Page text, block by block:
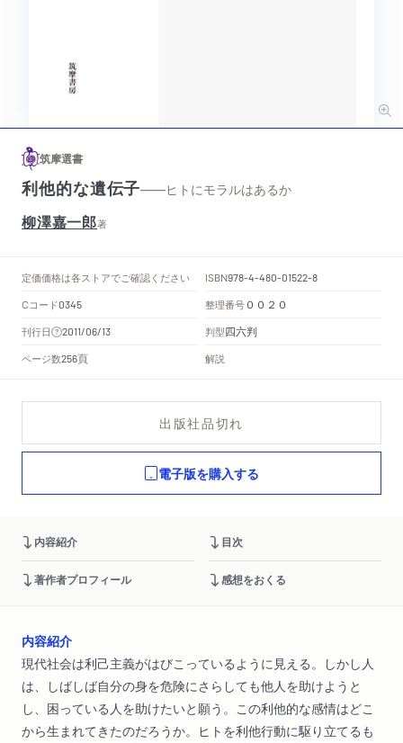
筑摩選書
利他的な遺伝子——ヒトにモラルはあるか
柳澤嘉一郎著
定価価格は各ストアでご確認ください ISBN978-4-480-01522-8
Cコード0345 整理番号 ００２０
刊行日 2011/06/13 判型四六判
ページ数256頁 解説
出版社品切れ
電子版を購入する
内容紹介 目次
著作者プロフィール 感想をおくる
内容紹介
現代社会は利己主義がはびこっているように見える。しかし人
は、しばしば自分の身を危険にさらしても他人を助けようと
し、困っている人を助けたいと願う。この利他的な感情はどこ
から生まれてきたのだろうか。ヒトを利他行動に駆り立てるも